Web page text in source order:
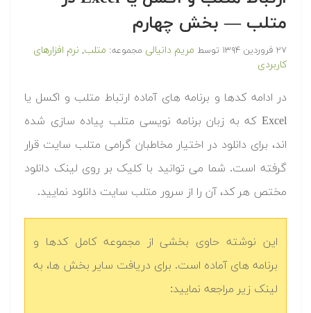
متلب‬‬ — بخش چهارم
۲۷ فروردین ۱۳۹۴ توسط مریم دانیالی مجموعه: متلب, نرم افزارهای
کاربردی
‫در ادامه کدها و برنامه های آماده ارتباط متلب و اکسل یا
Excel که به زبان برنامه نویسی متلب پیاده سازی شده
اند، برای دانلود در اختیار مخاطبان گرامی متلب سایت قرار
گرفته است. شما می توانید با کلیک بر روی لینک دانلود
مختص هر کد، آن را از سرور متلب سایت دانلود نمایید.‬
این نوشته حاوی بخشی از مجموعه کامل کدها و
برنامه های آماده است. برای دریافت سایر بخش ها، به
لینک زیر مراجعه نمایید: